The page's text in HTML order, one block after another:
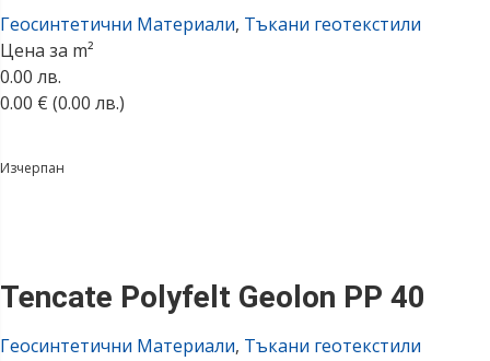
Геосинтетични Материали, Тъкани геотекстили
Цена за m²
0.00 лв.
0.00 € (0.00 лв.)
Изчерпан
Tencate Polyfelt Geolon PP 40
Геосинтетични Материали, Тъкани геотекстили